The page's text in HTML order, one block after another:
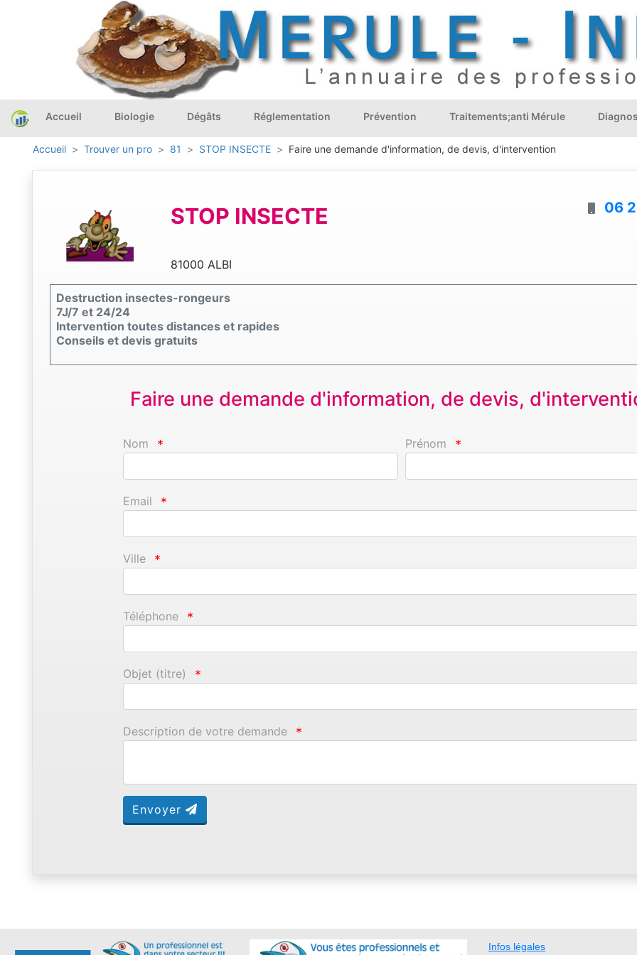
Accueil Biologie Dégâts Réglementation Prévention Traitements;anti Mérule
Accueil Trouver un pro 81 STOP INSECTE Faire une demande d'information, de devis, d'intervention
STOP INSECTE
81000 ALBI
06
Destruction insectes-rongeurs
7J/7 et 24/24
Intervention toutes distances et rapides
Conseils et devis gratuits
Faire une demande d'information, de devis,
Nom * Prénom *
Email *
Ville *
Téléphone *
Objet (titre) *
Description de votre demande *
Envoyer
Infos légales